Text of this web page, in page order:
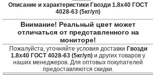
Описание и характеристики Гвозди 1.8х40 ГОСТ
4028-63 (5кг/уп)
Внимание! Реальный цвет может
отличаться от представленного на
мониторе!
Пожалуйста, уточняйте условия доставки Гвозди
1.8х40 ГОСТ 4028-63 (5кг/уп) и других товаров у
наших менеджеров. Для оптовых покупателей
предоставляются скидки.